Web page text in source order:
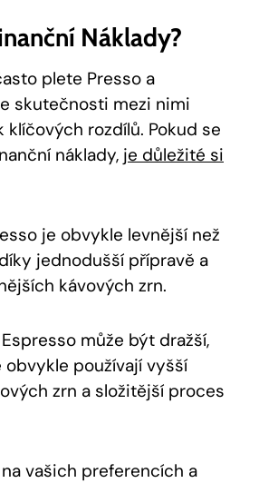
Náklady?
plete Presso a
skutečnosti mezi nimi
klíčových rozdílů. Pokud se
náklady, je důležité si
je obvykle levnější než
jednodušší přípravě a
kávových zrn.
Espresso může být dražší,
obvykle používají vyšší
zrn a složitější proces
vašich preferencích a